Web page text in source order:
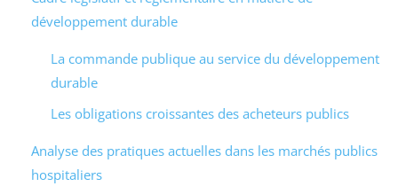
développement durable
La commande publique au service du développement
durable
Les obligations croissantes des acheteurs publics
Analyse des pratiques actuelles dans les marchés publics
hospitaliers